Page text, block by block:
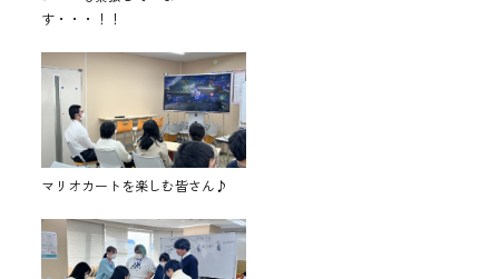
す・・・！！
マリオカートを楽しむ皆さん♪